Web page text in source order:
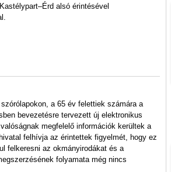
alsó érintésével
a 65 év felettiek számára a
bevezetésre tervezett új elektronikus
megfelelő információk kerültek a
felhívja az érintettek figyelmét, hogy ez
felkeresni az okmányirodákat és a
folyamata még nincs